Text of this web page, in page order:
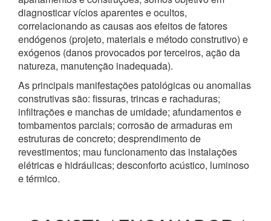
diagnosticar vícios aparentes e ocultos,
correlacionando as causas aos efeitos de fatores
endógenos (projeto, materiais e método construtivo) e
exógenos (danos provocados por terceiros, ação da
natureza, manutenção inadequada).
As principais manifestações patológicas ou anomalias
construtivas são: fissuras, trincas e rachaduras;
infiltrações e manchas de umidade; afundamentos e
tombamentos parciais; corrosão de armaduras em
estruturas de concreto; desprendimento de
revestimentos; mau funcionamento das instalações
elétricas e hidráulicas; desconforto acústico, luminoso
e térmico.